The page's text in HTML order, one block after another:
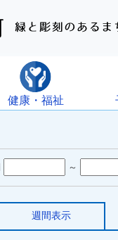
健康・福祉
～
週間表示